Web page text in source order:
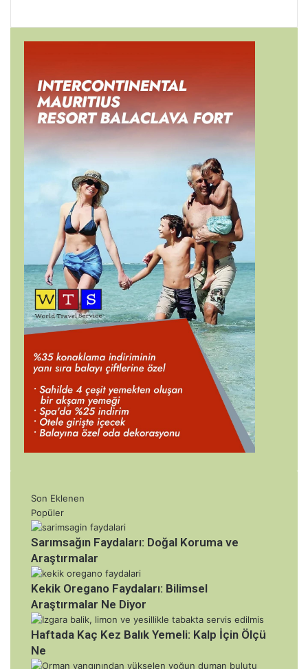
Son Eklenen
Popüler
Sarımsağın Faydaları: Doğal Koruma ve
Araştırmalar
Kekik Oregano Faydaları: Bilimsel
Araştırmalar Ne Diyor
Haftada Kaç Kez Balık Yemeli: Kalp İçin Ölçü
Ne